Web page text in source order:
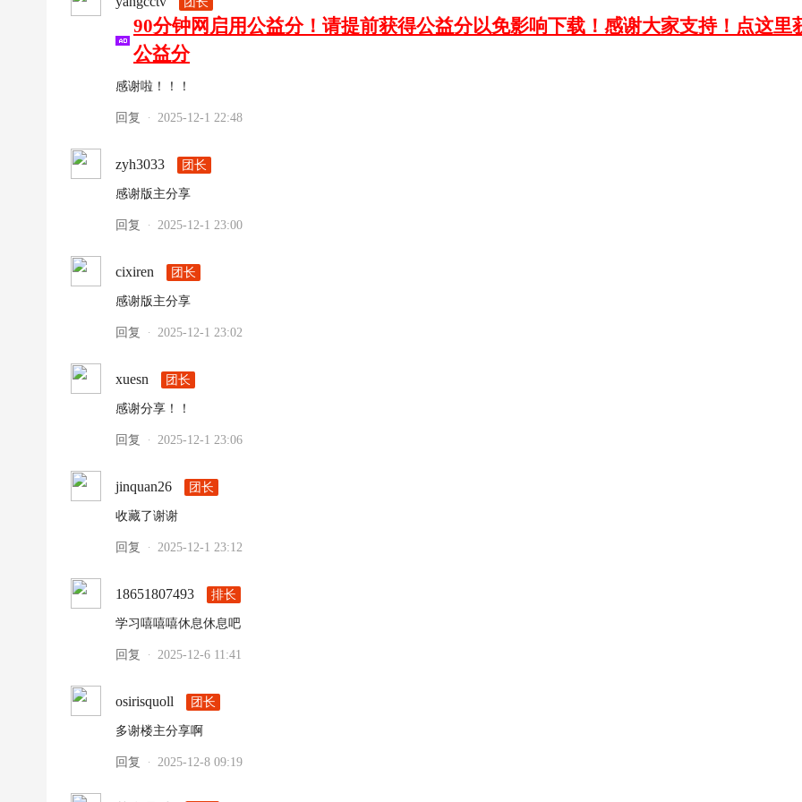
90分钟网启用公益分！请提前获得公益分以免影响下载！感谢大家支持！点这里
公益分
感谢啦！！！
回复 · 2025-12-1 22:48
zyh3033 团长
感谢版主分享
回复 · 2025-12-1 23:00
cixiren 团长
感谢版主分享
回复 · 2025-12-1 23:02
xuesn 团长
感谢分享！！
回复 · 2025-12-1 23:06
jinquan26 团长
收藏了谢谢
回复 · 2025-12-1 23:12
18651807493 排长
学习嘻嘻嘻休息休息吧
回复 · 2025-12-6 11:41
osirisquoll 团长
多谢楼主分享啊
回复 · 2025-12-8 09:19